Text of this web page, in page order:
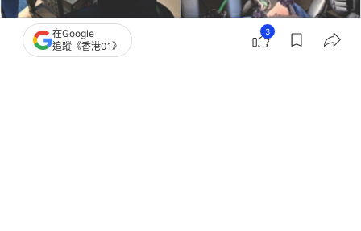
在Google
追蹤《香港01》
3